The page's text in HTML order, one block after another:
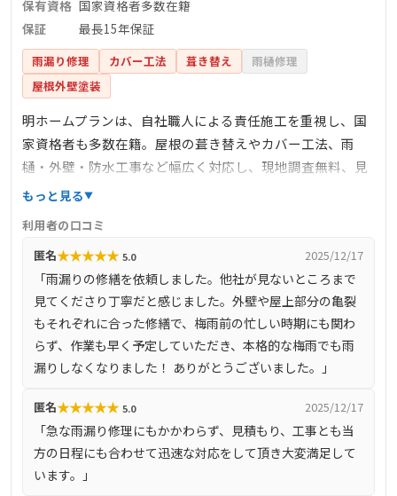
保有資格 国家資格者多数在籍
保証
最長15年保証
雨漏り修理 カバー工法 葺き替え
雨樋修理
屋根外壁塗装
明ホームプランは、自社職人による責任施工を重視し、国
家資格者も多数在籍。屋根の葺き替えやカバー工法、雨
樋・外壁・防水工事など幅広く対応し、現地調査無料、見
積り比較歓迎、最長15年保証・定期点検サポートといった
のGoogle口コミ4.8を誇り、地元徳島で信頼される地域密着
店です。
もっと見る
利用者の口コミ
匿名★★★★★ 5.0 2025/12/17
「雨漏りの修繕を依頼しました。他社が見ないところまで
見てくださり丁寧だと感じました。外壁や屋上部分の亀裂
もそれぞれに合った修繕で、梅雨前の忙しい時期にも関わ
らず、作業も早く予定していただき、本格的な梅雨でも雨
漏りしなくなりました！ ありがとうございました。」
匿名★★★★★ 5.0 2025/12/17
「急な雨漏り修理にもかかわらず、見積もり、工事とも当
方の日程にも合わせて迅速な対応をして頂き大変満足して
います。」